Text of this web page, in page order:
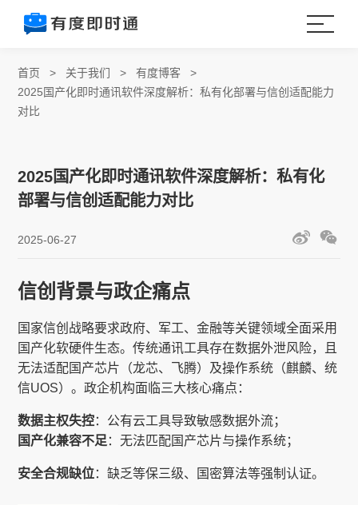
首页 > 关于我们 >有度博客 >
2025国产化即时通讯软件深度解析：私有化部署与信创适配能力
对比
2025国产化即时通讯软件深度解析：私有化
部署与信创适配能力对比
2025-06-27
信创背景与政企痛点
国家信创战略要求政府、军工、金融等关键领域全面采用
国产化软硬件生态。传统通讯工具存在数据外泄风险，且
无法适配国产芯片（龙芯、飞腾）及操作系统（麒麟、统
信UOS）。政企机构面临三大核心痛点：
数据主权失控：公有云工具导致敏感数据外流；
国产化兼容不足 ：无法匹配国产芯片与操作系统；
安全合规缺位：缺乏等保三级、国密算法等强制认证。